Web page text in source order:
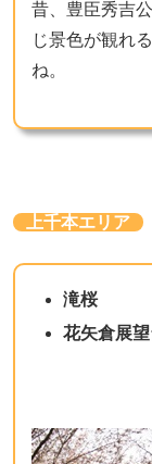
昔、豊臣秀吉
じ景色が観れ
ね。
上千本エリア
滝桜
花矢倉展